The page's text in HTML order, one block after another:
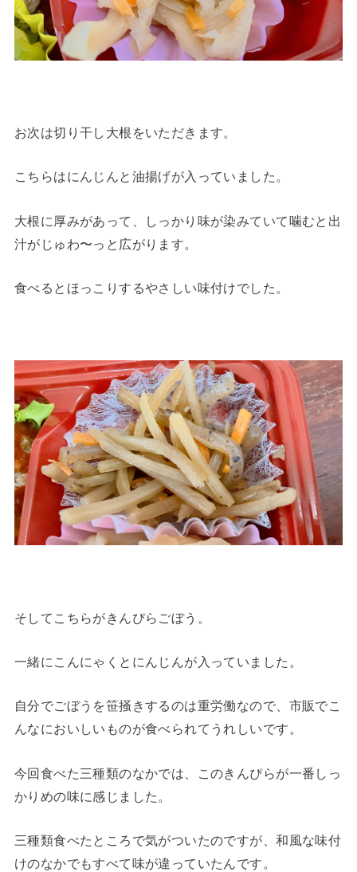
お次は切り干し大根をいただきます。
こちらはにんじんと油揚げが入っていました。
大根に厚みがあって、しっかり味が染みていて噛むと出
汁がじゅわ〜っと広がります。
食べるとほっこりするやさしい味付けでした。
そしてこちらがきんぴらごぼう。
一緒にこんにゃくとにんじんが入っていました。
自分でごぼうを笹掻きするのは重労働なので、市販でこ
んなにおいしいものが食べられてうれしいです。
今回食べた三種類のなかでは、このきんぴらが一番しっ
かりめの味に感じました。
三種類食べたところで気がついたのですが、和風な味付
けのなかでもすべて味が違っていたんです。